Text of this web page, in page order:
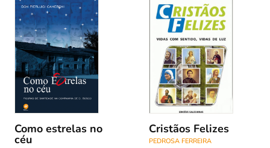
Como estrelas no
céu
Cristãos Felizes
PEDROSA FERREIRA